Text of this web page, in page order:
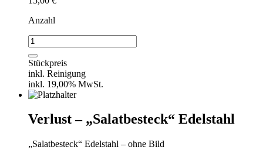
Anzahl
Verlust
-
Tortenmesser
Menge
Stückpreis
inkl. Reinigung
inkl. 19,00% MwSt.
Verlust – „Salatbesteck“ Edelstahl
„Salatbesteck“ Edelstahl – ohne Bild